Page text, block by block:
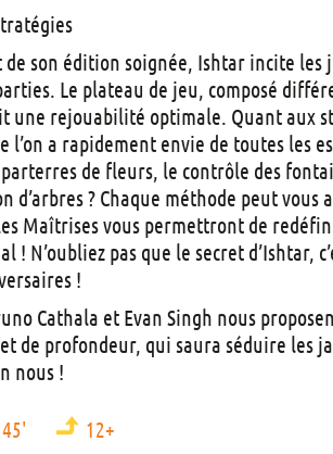
son édition soignée, Ishtar incite
Le plateau de jeu, composé
une rejouabilité optimale. Quant aux
l’on a rapidement envie de toutes les
de fleurs, le contrôle des
d’arbres ? Chaque méthode peut vous
Maîtrises vous permettront de
! N’oubliez pas que le secret d’Ishtar,
!
Cathala et Evan Singh nous
et de profondeur, qui saura séduire les
nous !
45' 12+